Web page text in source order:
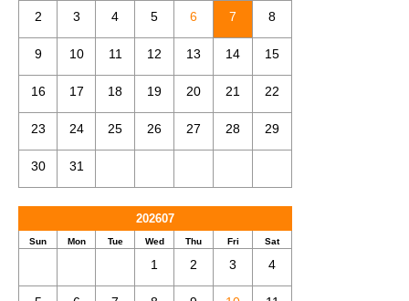
2 3 4 5 6 7 8
9 10 11 12 13 14 15
16 17 18 19 20 21 22
23 24 25 26 27 28 29
30 31
202607
Sun Mon Tue Wed Thu Fri Sat
1 2 3 4